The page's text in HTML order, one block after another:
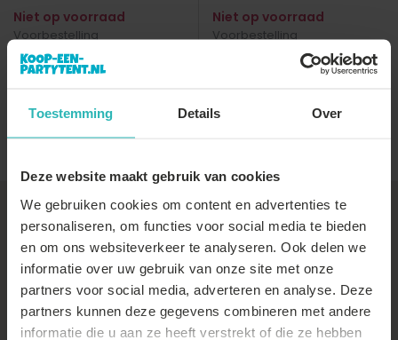
Toestemming Details Over
Deze website maakt gebruik van cookies
We gebruiken cookies om content en advertenties te
personaliseren, om functies voor social media te bieden
en om ons websiteverkeer te analyseren. Ook delen we
informatie over uw gebruik van onze site met onze
partners voor social media, adverteren en analyse. Deze
partners kunnen deze gegevens combineren met andere
informatie die u aan ze heeft verstrekt of die ze hebben
Niet op voorraad
Voorbestelling
€19,50
Niet op voorraad
Voorbestelling
+31 (0)88-22 66 300
Vragen over jebezorging
betalingofretour, vind je
op onzeklantenservice
pagina